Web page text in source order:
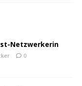
Netzwerkerin
0